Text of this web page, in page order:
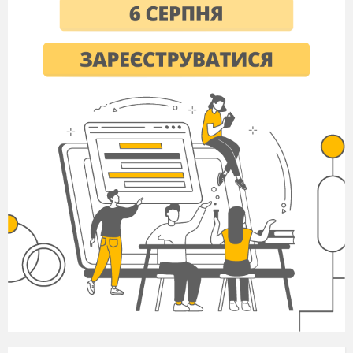
Подаруйте рушник на дорогу,
Щоби, як там не склалось життя,
Серцем би повертав до порогу,
Із якого піду в майбуття.
Урочистий випускний вечір
оголошується відкритим!
Ведуча:
І ось прийшла до нас урочиста
хвилина,
Цей довгожданий, неповторний час
Вже кожен з вас сьогодні – не
дитина…
Ви всі дорослі! Тож вітаєм Вас.
Світ клекотить, земля йде по орбіті
А вам сьогодні лиш 17 літ
І атестати зрілості вручити